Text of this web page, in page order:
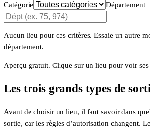
Catégorie Département
Aucun lieu pour ces critères. Essaie un autre
département.
Aperçu gratuit. Clique sur un lieu pour voir
Les trois grands types de
Avant de choisir un lieu, il faut savoir dans
sortie, car les règles d’autorisation changent.